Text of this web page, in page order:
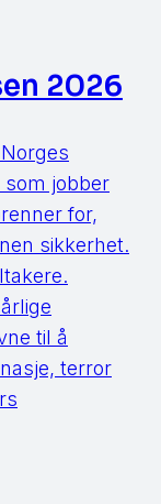
2026
jobber
for,
sikkerhet.
til å
terror